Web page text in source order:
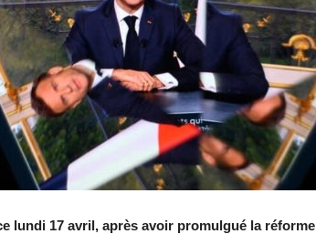
lundi 17 avril, après avoir promulgué la réforme